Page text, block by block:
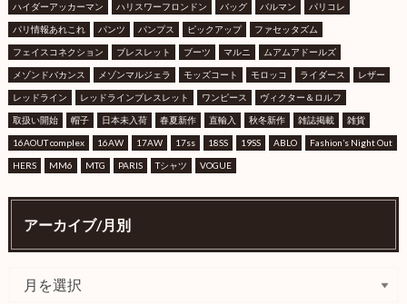
ハイダーアッカーマン ハリスワーフロンドン バッグ バルマン パリコレ
パリ情報あれこれ パンツ パンプス ピックアップ ファセッタズム
フェイスコネクション ブレスレット ブーツ マルニ ムアムアドールズ
メゾンドバカンス メゾンマルジェラ モッズコート モロッコ ライダース レザー
レッドライン レッドラインブレスレット ワンピース ヴィクター＆ロルフ
取扱い開始 帽子 日本未入荷 春夏新作 直輸入 秋冬新作 雑誌掲載 雑貨
16AOUT complex 16AW 17AW 17ss 18SS 19SS ABLO Fashion’s Night Out
HERS MM6 MTG PARIS Tシャツ VOGUE
アーカイブ/月別